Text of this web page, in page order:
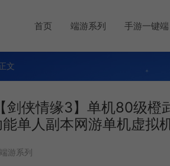
首页 端游系列 手游一键端
文
剑侠情缘3】单机80级橙
单人副本网游单机虚拟
端游系列